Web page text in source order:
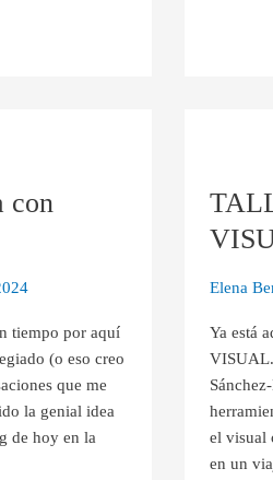
con
tiempo por aquí
(o eso creo
que me
la genial idea
de hoy en la
Elena
Ya está
el visual
en un